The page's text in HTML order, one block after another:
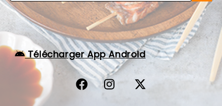
Télécharger App Android